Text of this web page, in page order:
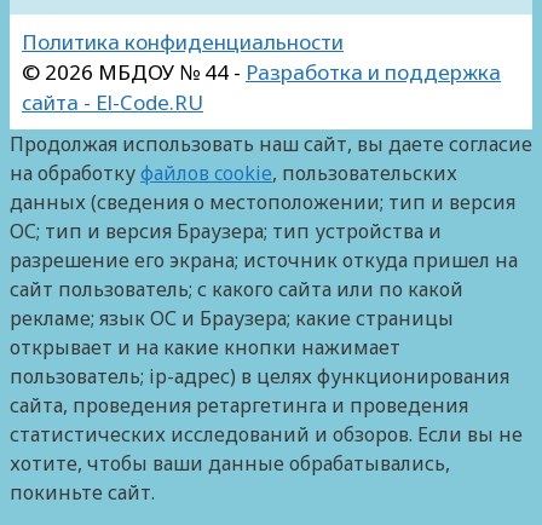
Политика конфиденциальности
© 2026 МБДОУ № 44 - Разработка и поддержка
сайта - El-Code.RU
Продолжая использовать наш сайт, вы даете согласие
на обработкуфайлов cookie, пользовательских
данных (сведения о местоположении; тип и версия
ОС; тип и версия Браузера; тип устройства и
разрешение его экрана; источник откуда пришел на
сайт пользователь; с какого сайта или по какой
рекламе; язык ОС и Браузера; какие страницы
открывает и на какие кнопки нажимает
пользователь; ip-адрес) в целях функционирования
сайта, проведения ретаргетинга и проведения
статистических исследований и обзоров. Если вы не
хотите, чтобы ваши данные обрабатывались,
покиньте сайт.